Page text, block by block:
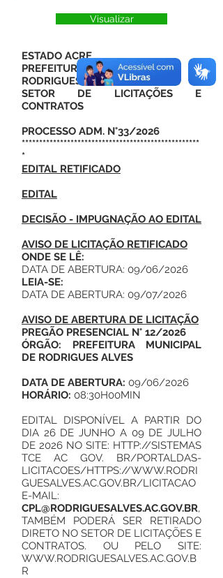
Visualizar
ESTADO ACRE
PREFEITURA MUNICIPAL DE
RODRIGUES ALVES
SETOR DE LICITAÇÕES E
CONTRATOS
PROCESSO ADM. N°33/2026
***************************************************
*
EDITAL RETIFICADO
EDITAL
DECISÃO - IMPUGNAÇÃO AO EDITAL
AVISO DE LICITAÇÃO RETIFICADO
ONDE SE LÊ:
DATA DE ABERTURA: 09/06/2026
LEIA-SE:
DATA DE ABERTURA: 09/07/2026
AVISO DE ABERTURA DE LICITAÇÃO
PREGÃO PRESENCIAL N° 12/2026
ÓRGÃO: PREFEITURA MUNICIPAL
DE RODRIGUES ALVES
DATA DE ABERTURA: 09/06/2026
HORÁRIO: 08:30H00MIN
EDITAL DISPONÍVEL A PARTIR DO
DIA 26 DE JUNHO A 09 DE JULHO
DE 2026 NO SITE: HTTP://SISTEMAS
TCE AC GOV. BR/PORTALDAS-
LICITACOES/HTTPS://WWW.RODRI
GUESALVES.AC.GOV.BR/LICITACAO
E-MAIL:
CPL@RODRIGUESALVES.AC.GOV.BR,
TAMBÉM PODERÁ SER RETIRADO
DIRETO NO SETOR DE LICITAÇÕES E
CONTRATOS. OU PELO SITE:
WWW.RODRIGUESALVES.AC.GOV.B
R